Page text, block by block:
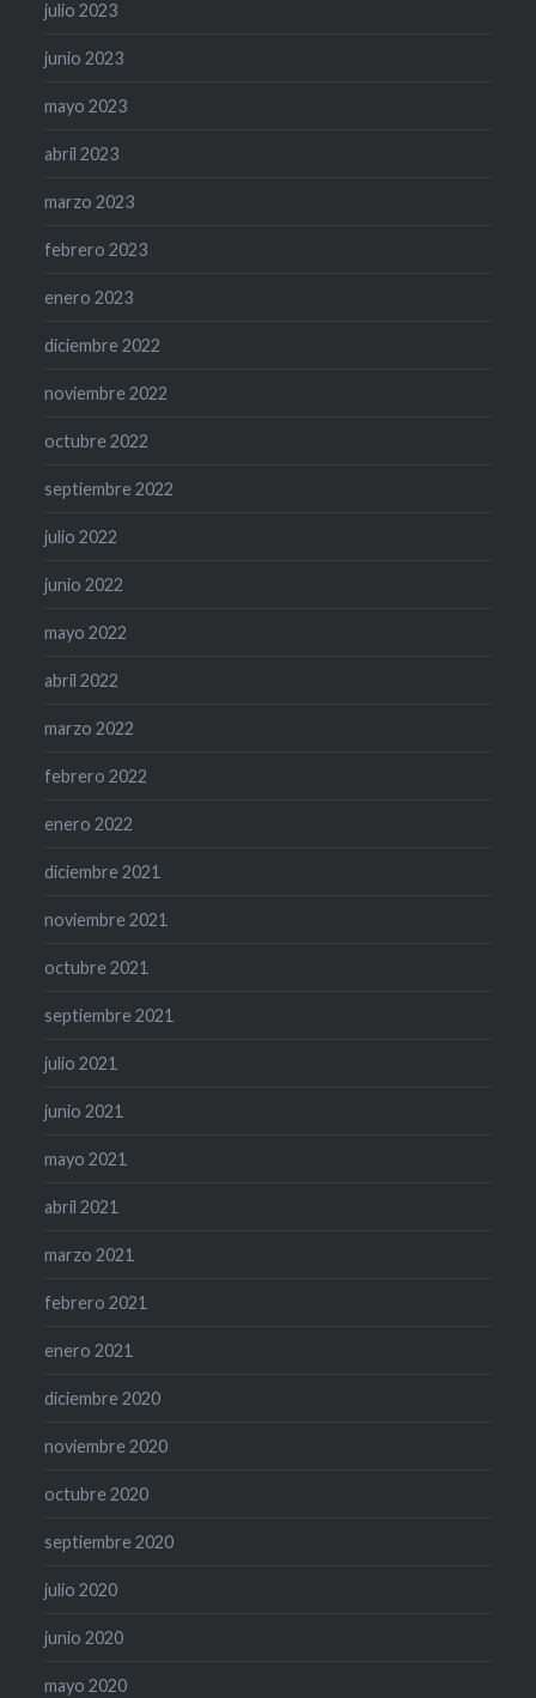
julio 2023
junio 2023
mayo 2023
abril 2023
marzo 2023
febrero 2023
enero 2023
diciembre 2022
noviembre 2022
octubre 2022
septiembre 2022
julio 2022
junio 2022
mayo 2022
abril 2022
marzo 2022
febrero 2022
enero 2022
diciembre 2021
noviembre 2021
octubre 2021
septiembre 2021
julio 2021
junio 2021
mayo 2021
abril 2021
marzo 2021
febrero 2021
enero 2021
diciembre 2020
noviembre 2020
octubre 2020
septiembre 2020
julio 2020
junio 2020
mayo 2020